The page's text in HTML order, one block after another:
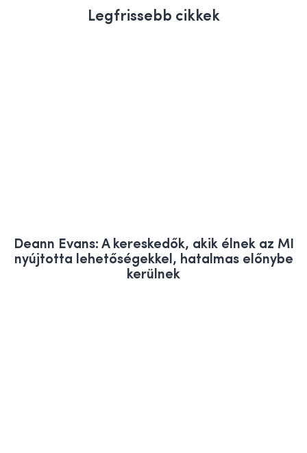
Legfrissebb cikkek
Deann Evans: A kereskedők, akik élnek az MI
nyújtotta lehetőségekkel, hatalmas előnybe
kerülnek